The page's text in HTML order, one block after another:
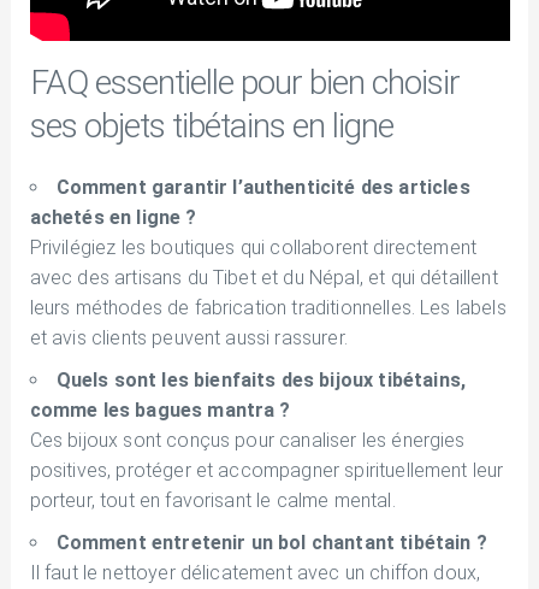
FAQ essentielle pour bien choisir
ses objets tibétains en ligne
Comment garantir l’authenticité des articles
achetés en ligne ?
Privilégiez les boutiques qui collaborent directement
avec des artisans du Tibet et du Népal, et qui détaillent
leurs méthodes de fabrication traditionnelles. Les labels
et avis clients peuvent aussi rassurer.
Quels sont les bienfaits des bijoux tibétains,
comme les bagues mantra ?
Ces bijoux sont conçus pour canaliser les énergies
positives, protéger et accompagner spirituellement leur
porteur, tout en favorisant le calme mental.
Comment entretenir un bol chantant tibétain ?
Il faut le nettoyer délicatement avec un chiffon doux,